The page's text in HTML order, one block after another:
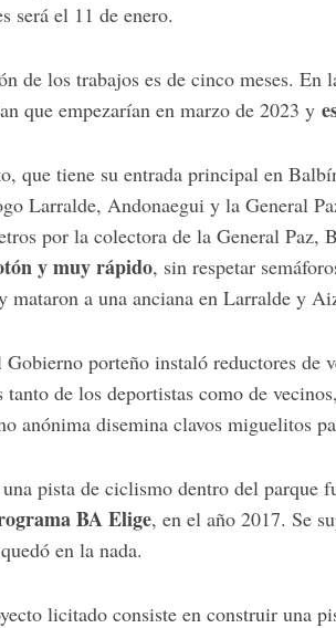
será el 11 de enero.
de los trabajos es de cinco meses. En
que empezarían en marzo de 2023 y
que tiene su entrada principal en
Larralde, Andonaegui y la General
por la colectora de la General Paz,
y muy rápido, sin respetar
mataron a una anciana en Larralde y
porteño instaló reductores de
tanto de los deportistas como de
anónima disemina clavos miguelitos
pista de ciclismo dentro del parque
BA Elige, en el año 2017. Se
en la nada.
licitado consiste en construir una